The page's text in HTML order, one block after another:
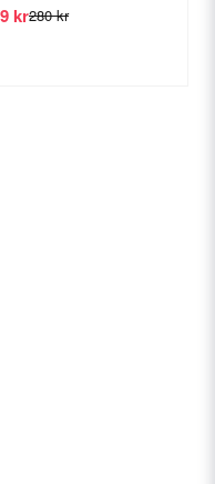
280 kr
kr